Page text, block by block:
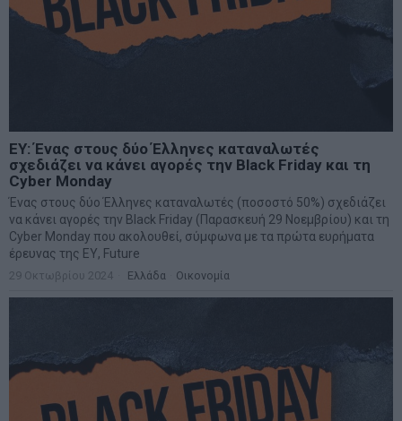
EY: Ένας στους δύο Έλληνες καταναλωτές
σχεδιάζει να κάνει αγορές την Black Friday και τη
Cyber Monday
Ένας στους δύο Έλληνες καταναλωτές (ποσοστό 50%) σχεδιάζει
να κάνει αγορές την Black Friday (Παρασκευή 29 Νοεμβρίου) και τη
Cyber Monday που ακολουθεί, σύμφωνα με τα πρώτα ευρήματα
έρευνας της ΕΥ, Future
29 Οκτωβρίου 2024 Ελλάδα Οικονομία